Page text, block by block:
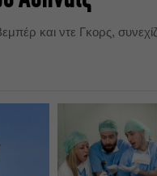
και ντε Γκορς,